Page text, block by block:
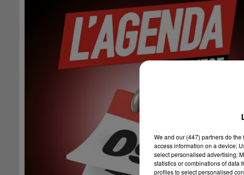
We and our (447) partnersdo the
access information on a device;
select personalised advertising;
statistics or combinations of data
profiles to select personalised